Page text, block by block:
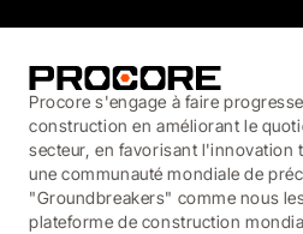
Procore s'engage à faire
construction en améliorant le
secteur, en favorisant l'innovation
une communauté mondiale de
"Groundbreakers" comme nous
plateforme de construction